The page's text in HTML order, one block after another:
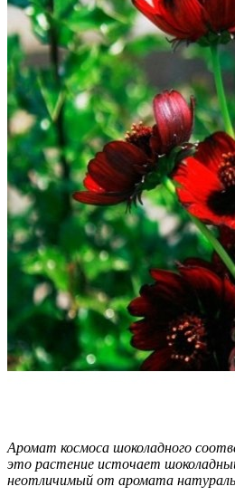
Аромат космоса шоколадного
это растение источает
неотличимый от аромата